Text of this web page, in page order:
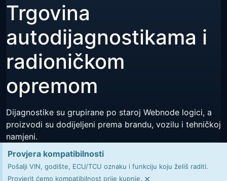
Trgovina
autodijagnostikama i
radioničkom
opremom
Dijagnostike su grupirane po staroj Webnode logici, a
proizvodi su dodijeljeni prema brandu, vozilu i tehničkoj
namjeni.
Provjera kompatibilnosti
Pošalji VIN, godište, ECU/TCU oznaku i funkciju koju želiš raditi.
Provjerit ćemo kompatibilnost prije kupnje. ×